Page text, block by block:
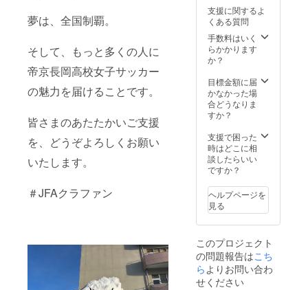
夢は、全国制覇。
そして、もっと多くの人に
帝京長岡高校女子サッカー
の魅力を届けることです。
皆さまのあたたかいご支援
を、どうぞよろしくお願い
いたします。
＃JFAクラファン
イズ: 21
㎝×115
㎝
支援に関するよ
くある質問
手数料はいく
らかかります
か？
目標金額に届
かなかった場
合どうなりま
すか？
支援で困った
時はどこに相
談したらいい
ですか？
ヘルプページを
見る
このプロジェクト
の問題報告はこち
らよりお問い合わ
せください